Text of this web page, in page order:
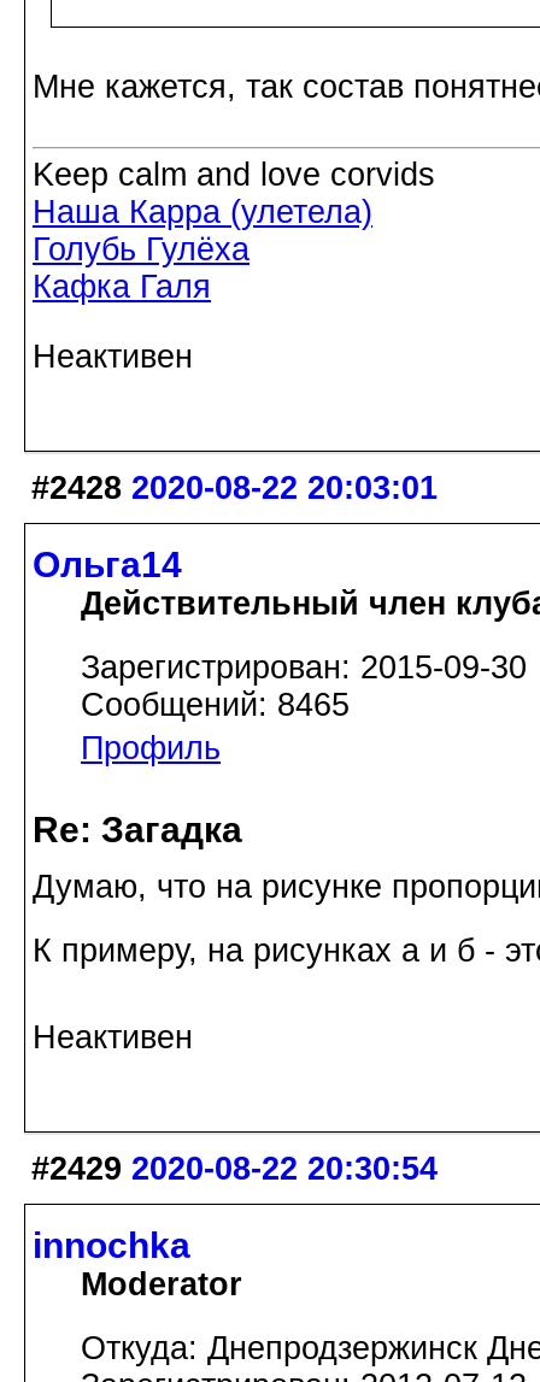
Мне кажется, так состав
Keep calm and love corvids
Наша Карра (улетела)
Голубь Гулёха
Кафка Галя
Неактивен
#2428 2020-08-22 20:03:01
Ольга14
Действительный член
Зарегистрирован: 2015-09-30
Сообщений: 8465
Профиль
Re: Загадка
Думаю, что на рисунке
К примеру, на рисунках а и б -
Неактивен
#2429 2020-08-22 20:30:54
innochka
Moderator
Откуда: Днепродзержинск